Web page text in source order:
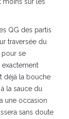
QG des partis
traversée du
pour se
déjà la bouche
la sauce du
une occasion
sans doute